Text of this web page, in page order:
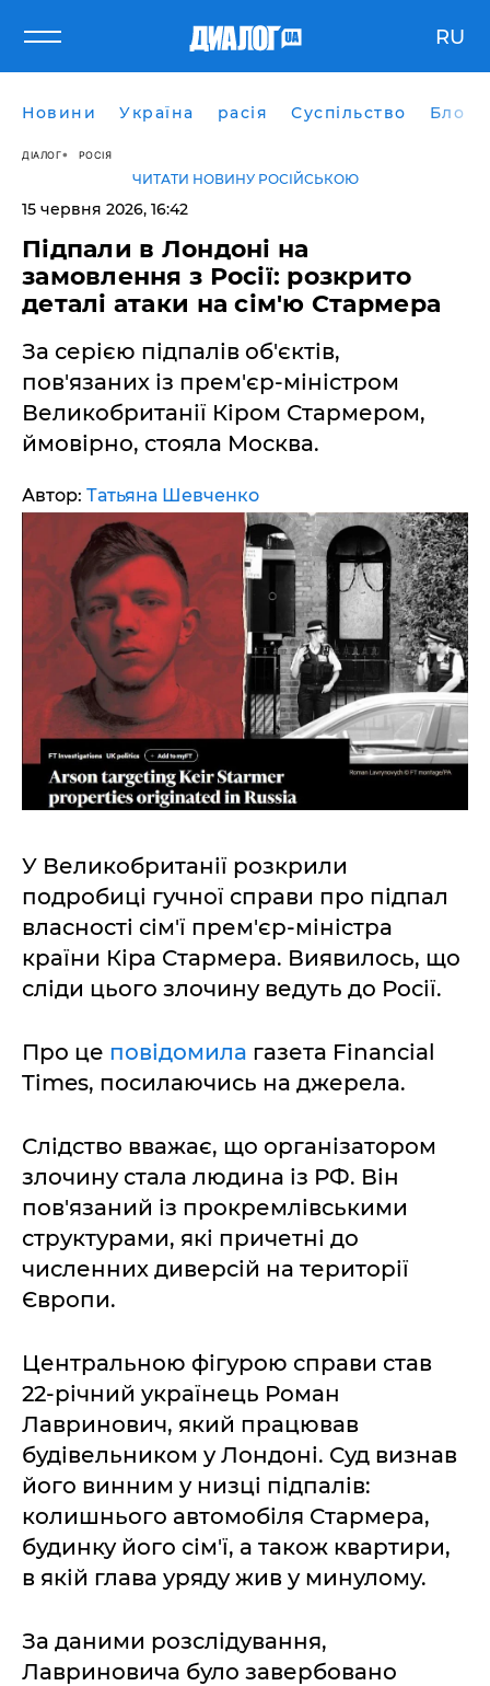
RU
Новини Україна расія Суспільство Блоги
ДІАЛОГ РОСІЯ
ЧИТАТИ НОВИНУ РОСІЙСЬКОЮ
15 червня 2026, 16:42
​Підпали в Лондоні на
замовлення з Росії: розкрито
деталі атаки на сім'ю Стармера
За серією підпалів об'єктів,
пов'язаних із прем'єр-міністром
Великобританії Кіром Стармером,
ймовірно, стояла Москва.
Автор: Татьяна Шевченко
У Великобританії розкрили
подробиці гучної справи про підпал
власності сім'ї прем'єр-міністра
країни Кіра Стармера. Виявилось, що
сліди цього злочину ведуть до Росії.
Про це повідомила газета Financial
Times, посилаючись на джерела.
Слідство вважає, що організатором
злочину стала людина із РФ. Він
пов'язаний із прокремлівськими
структурами, які причетні до
численних диверсій на території
Європи.
Центральною фігурою справи став
22-річний українець Роман
Лавринович, який працював
будівельником у Лондоні. Суд визнав
його винним у низці підпалів:
колишнього автомобіля Стармера,
будинку його сім'ї, а також квартири,
в якій глава уряду жив у минулому.
За даними розслідування,
Лавриновича було завербовано